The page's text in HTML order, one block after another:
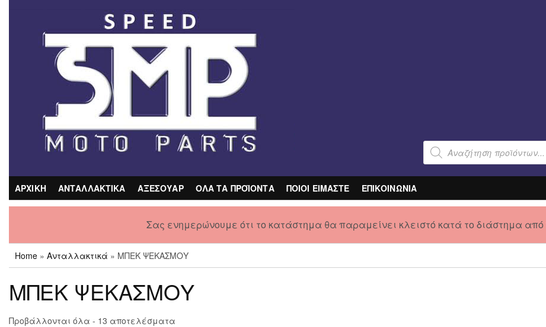
Products
search
ΑΡΧΙΚΗ ΑΝΤΑΛΛΑΚΤΙΚΑ ΑΞΕΣΟΥΑΡ ΟΛΑ ΤΑ ΠΡΟΪΟΝΤΑ ΠΟΙΟΙ ΕΙΜΑΣΤΕ ΕΠΙΚΟΙΝΩΝΙΑ
Σας ενημερώνουμε ότι το κατάστημα θα παραμείνει κλειστό κατά το διάστημα από
Home » Ανταλλακτικά » ΜΠΕΚ ΨΕΚΑΣΜΟΥ
ΜΠΕΚ ΨΕΚΑΣΜΟΥ
Προβάλλονται όλα - 13 αποτελέσματα